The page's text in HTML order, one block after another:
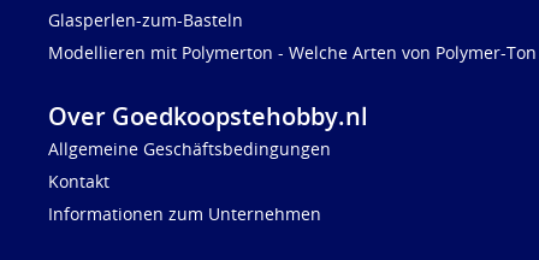
Glasperlen-zum-Basteln
Modellieren mit Polymerton - Welche Arten von Polymer-
Over Goedkoopstehobby.nl
Allgemeine Geschäftsbedingungen
Kontakt
Informationen zum Unternehmen